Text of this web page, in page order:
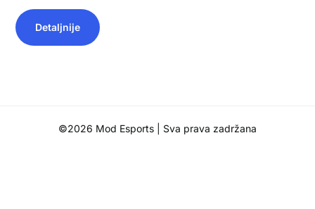
Detaljnije
©2026 Mod Esports | Sva prava zadržana